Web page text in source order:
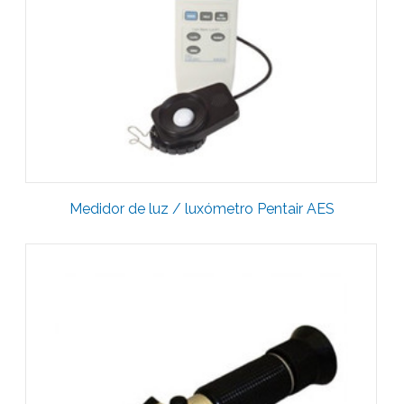
Medidor de luz / luxómetro Pentair AES